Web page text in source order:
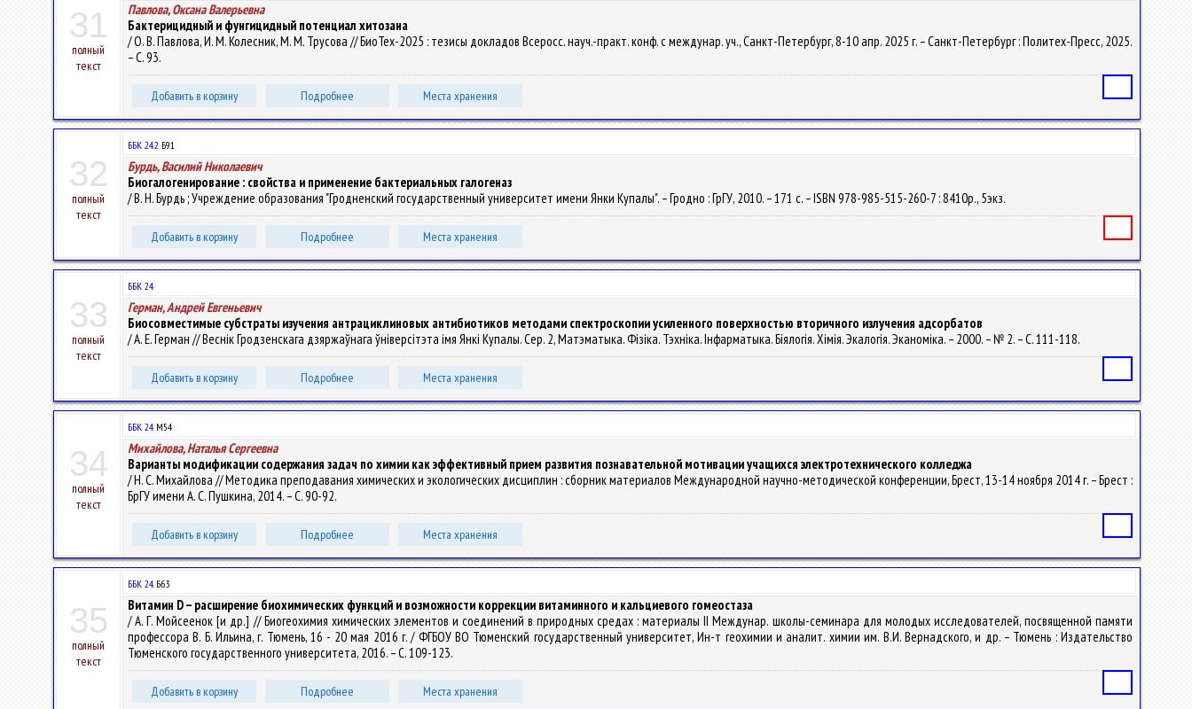
31
полный
текст
Павлова, Оксана Валерьевна
Бактерицидный и фунгицидный потенциал хитозана
/ О. В. Павлова, И. М. Колесник, М. М. Трусова // БиоТех-2025 : тезисы докладов Всеросс. науч.-практ. конф. с междунар. уч., Санкт-Петербург, 8-10 апр. 2025 г. – Санкт-Петербург : Политех-Пресс, 2025.
– С. 93.
Добавить в корзину Подробнее Места хранения
32
полный
текст
ББК 24.2 Б91
Бурдь, Василий Николаевич
Биогалогенирование : свойства и применение бактериальных галогеназ
/ В. Н. Бурдь ; Учреждение образования "Гродненский государственный университет имени Янки Купалы". – Гродно : ГрГУ, 2010. – 171 с. – ISBN 978-985-515-260-7 : 8410р., 5экз.
Добавить в корзину Подробнее Места хранения
33
полный
текст
ББК 24.
Герман, Андрей Евгеньевич
Биосовместимые субстраты изучения антрациклиновых антибиотиков методами спектроскопии усиленного поверхностью вторичного излучения адсорбатов
/ А. Е. Герман // Веснік Гродзенскага дзяржаўнага ўніверсітэта імя Янкі Купалы. Сер. 2, Матэматыка. Фізіка. Тэхніка. Інфарматыка. Біялогія. Хімія. Экалогія. Эканоміка. – 2000. – № 2. – С. 111-118.
Добавить в корзину Подробнее Места хранения
34
полный
текст
ББК 24.М54
Михайлова, Наталья Сергеевна
Варианты модификации содержания задач по химии как эффективный прием развития познавательной мотивации учащихся электротехнического колледжа
/ Н. С. Михайлова // Методика преподавания химических и экологических дисциплин : сборник материалов Международной научно-методической конференции, Брест, 13-14 ноября 2014 г. – Брест :
БрГУ имени А. С. Пушкина, 2014. – С. 90-92.
Добавить в корзину Подробнее Места хранения
35
полный
текст
ББК 24.Б63
Витамин D – расширение биохимических функций и возможности коррекции витаминного и кальциевого гомеостаза
/ А. Г. Мойсеенок [и др.] // Биогеохимия химических элементов и соединений в природных средах : материалы II Междунар. школы-семинара для молодых исследователей, посвященной памяти
профессора В. Б. Ильина, г. Тюмень, 16 - 20 мая 2016 г. / ФГБОУ ВО Тюменский государственный университет, Ин-т геохимии и аналит. химии им. В.И. Вернадского, и др. – Тюмень : Издательство
Тюменского государственного университета, 2016. – С. 109-123.
Добавить в корзину Подробнее Места хранения